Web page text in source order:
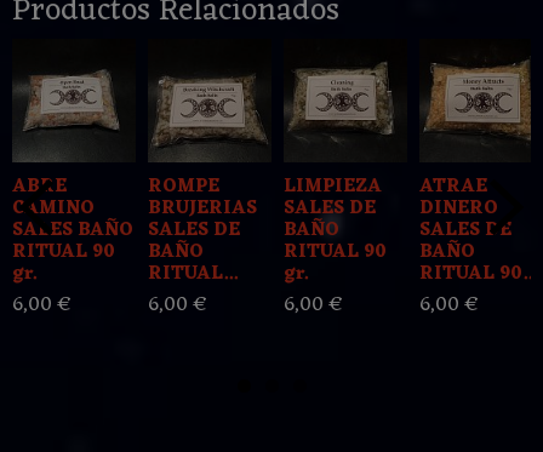
ABRE
CAMINO
SALES BAÑO
RITUAL 90
gr.
6,00 €
ROMPE
BRUJERIAS
SALES DE
BAÑO
RITUAL...
6,00 €
LIMPIEZA
SALES DE
BAÑO
RITUAL 90
gr.
6,00 €
ATRAE
DINERO
SALES DE
BAÑO
RITUAL 90...
6,00 €